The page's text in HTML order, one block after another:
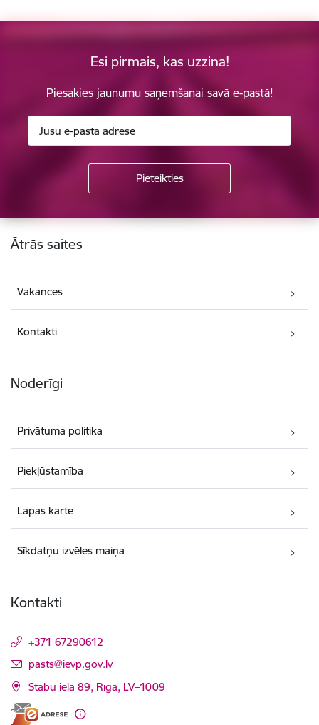
Esi pirmais, kas uzzina!
Piesakies jaunumu saņemšanai savā e-pastā!
Kājene
Ātrās saites
Vakances
Kontakti
Noderīgi
Privātuma politika
Piekļūstamība
Lapas karte
Sīkdatņu izvēles maiņa
Kontakti
+371 67290612
E-pasts:
pasts@ievp.gov.lv
Stabu iela 89, Rīga, LV–1009